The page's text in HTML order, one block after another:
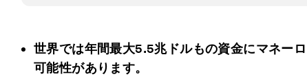
世界では年間最大5.5兆ドルもの資金にマネー
可能性があります。